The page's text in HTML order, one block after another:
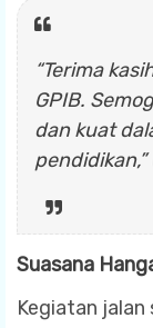
“Terima
GPIB.
dan kuat
Suasana
Kegiatan